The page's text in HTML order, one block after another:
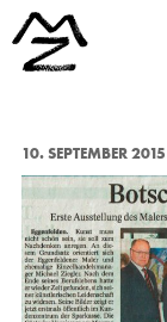
10. SEPTEMBER 2015